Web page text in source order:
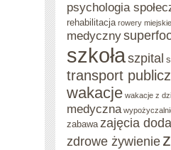
psychologia
rehabilitacja rowery miejskie
medyczny
szkołaszpital
transport
wakacje wakacje z
medyczna
zabawa zajęcia
zdrowe żywienie